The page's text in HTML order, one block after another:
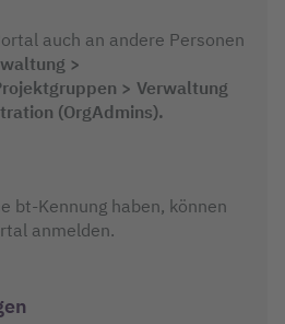
auch an andere Personen
>
> Verwaltung
(OrgAdmins).
bt-Kennung haben, können
anmelden.